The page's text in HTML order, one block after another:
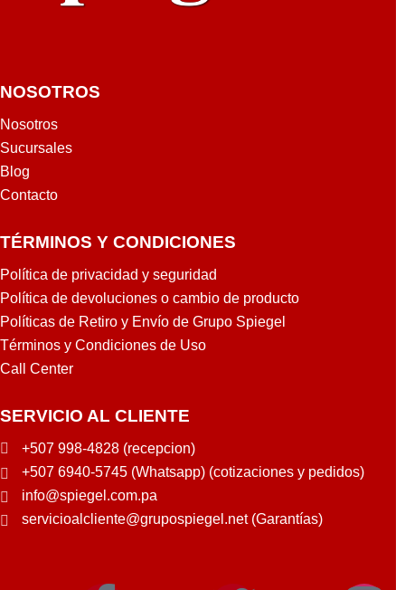
NOSOTROS
Nosotros
Sucursales
Blog
Contacto
TÉRMINOS Y CONDICIONES
Política de privacidad y seguridad
Política de devoluciones o cambio de producto
Políticas de Retiro y Envío de Grupo Spiegel
Términos y Condiciones de Uso
Call Center
SERVICIO AL CLIENTE
+507 998-4828 (recepcion)
+507 6940-5745 (Whatsapp) (cotizaciones y pedidos)
info@spiegel.com.pa
servicioalcliente@grupospiegel.net (Garantías)